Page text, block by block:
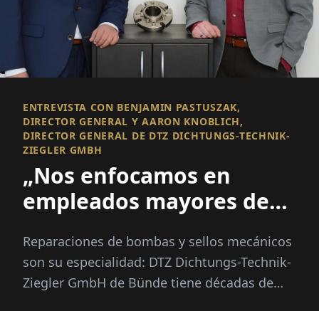
ENTREVISTA CON BENJAMIN PASTUSZAK,
DIRECTOR GENERAL Y AARON KNOBLICH,
DIRECTOR GENERAL DE DTZ DICHTUNGS-TECHNIK-
ZIEGLER GMBH
„Nos enfocamos en
empleados mayores de
Reparaciones de bombas y sellos mecánicos
son su especialidad: DTZ Dichtungs-Technik-
Ziegler GmbH de Bünde tiene décadas de